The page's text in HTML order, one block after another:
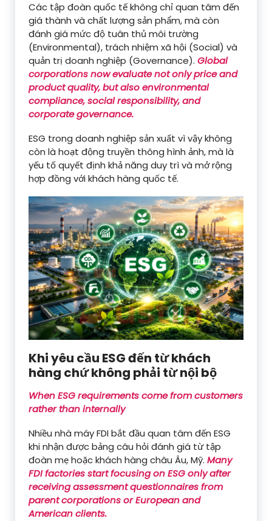
Các tập đoàn quốc tế không chỉ quan tâm đến
giá thành và chất lượng sản phẩm, mà còn
đánh giá mức độ tuân thủ môi trường
(Environmental), trách nhiệm xã hội (Social) và
quản trị doanh nghiệp (Governance). Global
corporations now evaluate not only price and
product quality, but also environmental
compliance, social responsibility, and
corporate governance.
ESG trong doanh nghiệp sản xuất vì vậy không
còn là hoạt động truyền thông hình ảnh, mà là
yếu tố quyết định khả năng duy trì và mở rộng
hợp đồng với khách hàng quốc tế.
Khi yêu cầu ESG đến từ khách
hàng chứ không phải từ nội bộ
When ESG requirements come from customers
rather than internally
Nhiều nhà máy FDI bắt đầu quan tâm đến ESG
khi nhận được bảng câu hỏi đánh giá từ tập
đoàn mẹ hoặc khách hàng châu Âu, Mỹ. Many
FDI factories start focusing on ESG only after
receiving assessment questionnaires from
parent corporations or European and
American clients.